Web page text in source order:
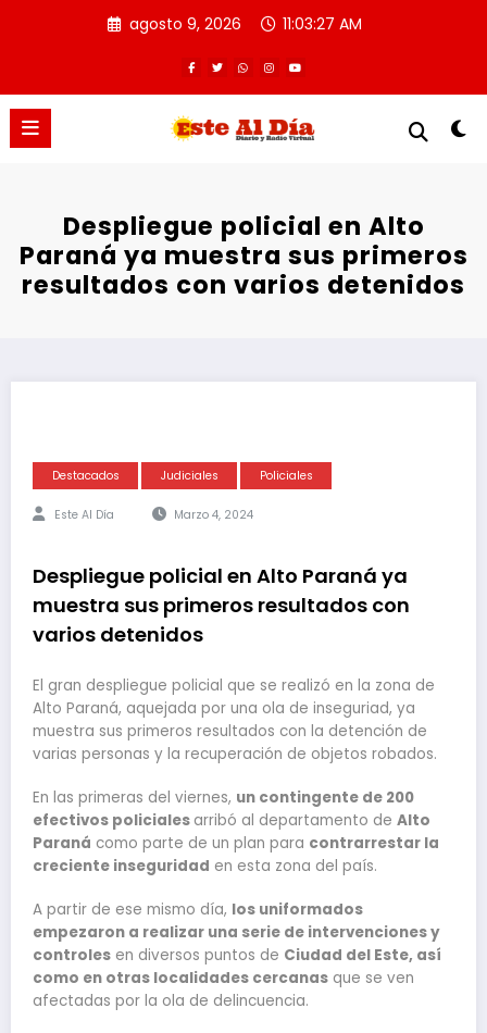
agosto 9, 2026 11:03:28 AM
Despliegue policial en Alto
Paraná ya muestra sus primeros
resultados con varios detenidos
Destacados Judiciales Policiales
Este Al Día Marzo 4, 2024
Despliegue policial en Alto Paraná ya
muestra sus primeros resultados con
varios detenidos
El gran despliegue policial que se realizó en la zona de
Alto Paraná, aquejada por una ola de inseguriad, ya
muestra sus primeros resultados con la detención de
varias personas y la recuperación de objetos robados.
En las primeras del viernes, un contingente de 200
efectivos policiales arribó al departamento de Alto
Paraná como parte de un plan para contrarrestar la
creciente inseguridad en esta zona del país.
A partir de ese mismo día, los uniformados
empezaron a realizar una serie de intervenciones y
controles en diversos puntos de Ciudad del Este, así
como en otras localidades cercanas que se ven
afectadas por la ola de delincuencia.